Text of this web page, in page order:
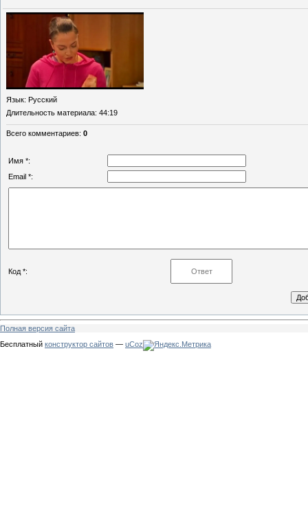
Язык: Русский
Длительность материала: 44:19
Всего комментариев: 0
Имя *:
Email *:
Код *:
Полная версия сайта
Бесплатный конструктор сайтов — uCoz